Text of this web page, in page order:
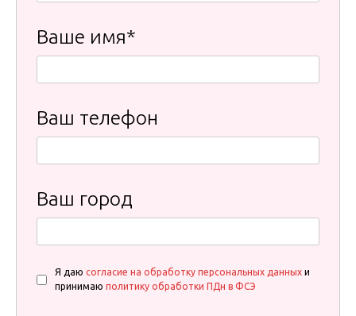
Ваше имя*
Ваш телефон
Ваш город
Я даю согласие на обработку персональных данных и
принимаю политику обработки ПДн в ФСЭ